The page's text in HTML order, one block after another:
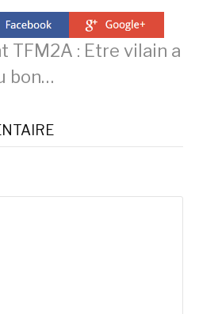
TFM2A : Etre vilain a
bon…